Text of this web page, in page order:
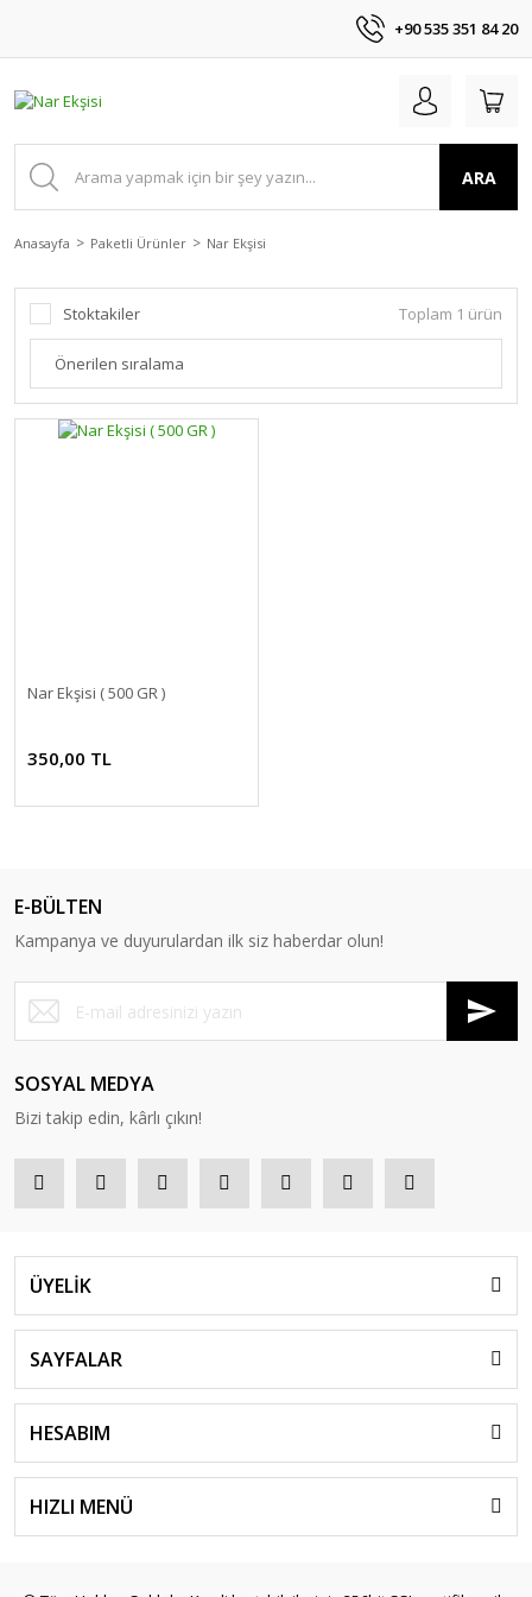
+90 535 351 84 20
ARA
Anasayfa Paketli Ürünler Nar Ekşisi
Stoktakiler Toplam 1 ürün
Nar Ekşisi ( 500 GR )
350,00 TL
E-BÜLTEN
Kampanya ve duyurulardan ilk siz haberdar olun!
SOSYAL MEDYA
Bizi takip edin, kârlı çıkın!
ÜYELİK
SAYFALAR
HESABIM
HIZLI MENÜ